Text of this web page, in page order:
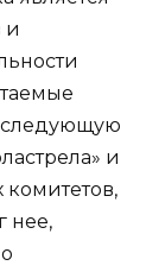
и
следующую
и
нее,